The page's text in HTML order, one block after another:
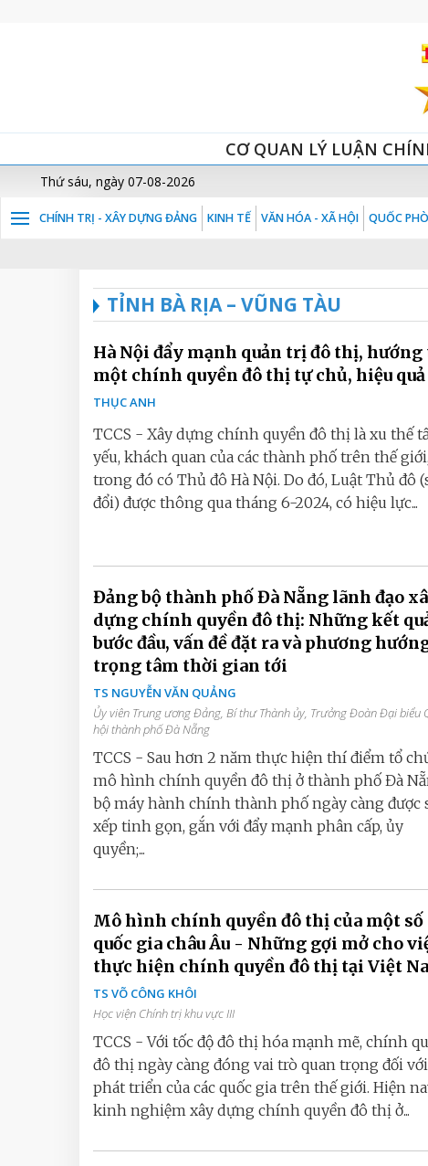
CƠ QUAN LÝ LUẬN
Thứ sáu, ngày 07-08-2026
CHÍNH TRỊ - XÂY DỰNG ĐẢNG KINH TẾ VĂN HÓA - XÃ HỘI QUỐC
TỈNH BÀ RỊA – VŨNG TÀU
Hà Nội đẩy mạnh quản trị đô thị, hướng
một chính quyền đô thị tự chủ, hiệu quả
THỤC ANH
TCCS - Xây dựng chính quyền đô thị là xu thế
yếu, khách quan của các thành phố trên thế giới,
trong đó có Thủ đô Hà Nội. Do đó, Luật Thủ đô
đổi) được thông qua tháng 6-2024, có hiệu lực...
Đảng bộ thành phố Đà Nẵng lãnh đạo
dựng chính quyền đô thị: Những kết
bước đầu, vấn đề đặt ra và phương
trọng tâm thời gian tới
TS NGUYỄN VĂN QUẢNG
Ủy viên Trung ương Đảng, Bí thư Thành ủy, Trưởng Đoàn Đại biểu
hội thành phố Đà Nẵng
TCCS - Sau hơn 2 năm thực hiện thí điểm tổ
mô hình chính quyền đô thị ở thành phố Đà
bộ máy hành chính thành phố ngày càng được
xếp tinh gọn, gắn với đẩy mạnh phân cấp, ủy
quyền;...
Mô hình chính quyền đô thị của một số
quốc gia châu Âu - Những gợi mở cho
thực hiện chính quyền đô thị tại Việt
TS VÕ CÔNG KHÔI
Học viện Chính trị khu vực III
TCCS - Với tốc độ đô thị hóa mạnh mẽ, chính
đô thị ngày càng đóng vai trò quan trọng đối
phát triển của các quốc gia trên thế giới. Hiện
kinh nghiệm xây dựng chính quyền đô thị ở...